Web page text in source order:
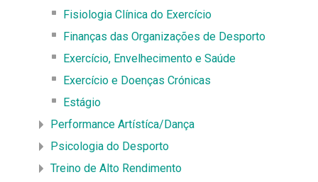
Fisiologia Clínica do Exercício
Finanças das Organizações de Desporto
Exercício, Envelhecimento e Saúde
Exercício e Doenças Crónicas
Estágio
Performance Artístíca/Dança
Psicologia do Desporto
Treino de Alto Rendimento